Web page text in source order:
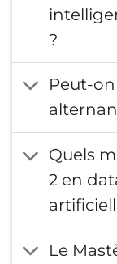
?
Peut-
Quels
2 en
Le